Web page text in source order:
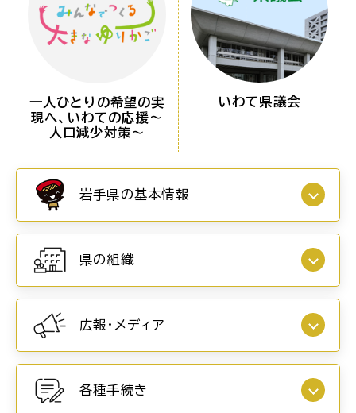
一人ひとりの希望の実
現へ、いわての応援～
人口減少対策～
いわて県議会
岩手県の基本情報
県の組織
広報・メディア
各種手続き